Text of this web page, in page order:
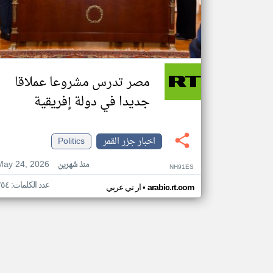
مصر تدرس مشروعا عملاقا
جديدا في دولة إفريقية
اخبار جزر القمر
Politics
24, 2026
منذ شهرين NH91ES
ار تي عربي• arabic.rt.com عدد الكلمات: ٢٥٤